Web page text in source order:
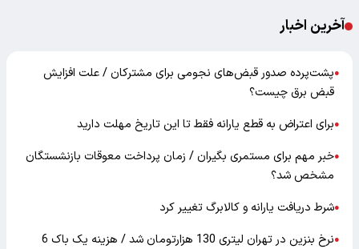
آخرین اخبار
●پشت‌پرده صدور قبض‌های نجومی برای مشترکان / علت افزایش
قبض برق چیست؟
●برای اعتراض به قطع یارانه فقط تا این تاریخ مهلت دارید
●خبر مهم برای مستمری بگیران / زمان پرداخت معوقات بازنشستگان
مشخص شد؟
●شرط دریافت یارانه و کالابرگ تغییر کرد
●
نرخ بنزین در تهران لیتری 130 هزارتومان شد / هزینه یک باک 6